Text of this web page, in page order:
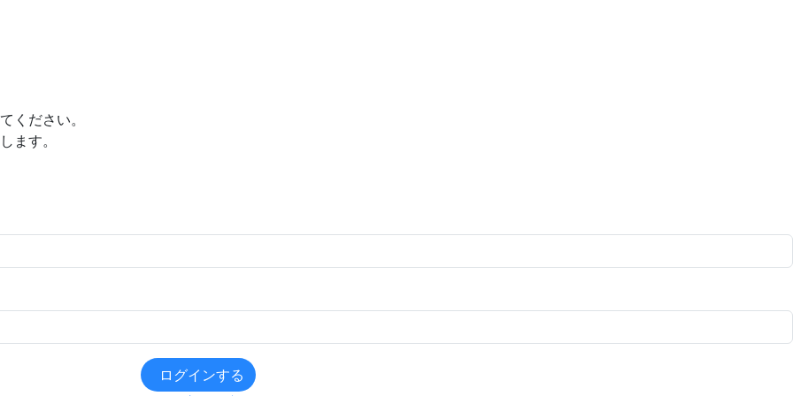
ください。
ます。
ログインする